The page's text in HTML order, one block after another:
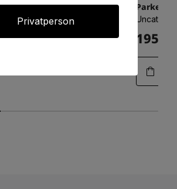
i området 900x900 refex
Vägvisning
Art.25-0802 1950:-
Privatperson